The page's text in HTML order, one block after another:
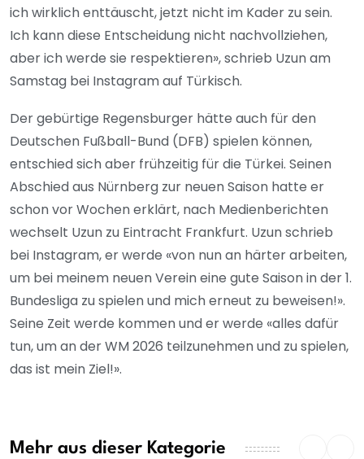
ich wirklich enttäuscht, jetzt nicht im Kader zu sein.
Ich kann diese Entscheidung nicht nachvollziehen,
aber ich werde sie respektieren», schrieb Uzun am
Samstag bei Instagram auf Türkisch.
Der gebürtige Regensburger hätte auch für den
Deutschen Fußball-Bund (DFB) spielen können,
entschied sich aber frühzeitig für die Türkei. Seinen
Abschied aus Nürnberg zur neuen Saison hatte er
schon vor Wochen erklärt, nach Medienberichten
wechselt Uzun zu Eintracht Frankfurt. Uzun schrieb
bei Instagram, er werde «von nun an härter arbeiten,
um bei meinem neuen Verein eine gute Saison in der 1.
Bundesliga zu spielen und mich erneut zu beweisen!».
Seine Zeit werde kommen und er werde «alles dafür
tun, um an der WM 2026 teilzunehmen und zu spielen,
das ist mein Ziel!».
Mehr aus dieser Kategorie